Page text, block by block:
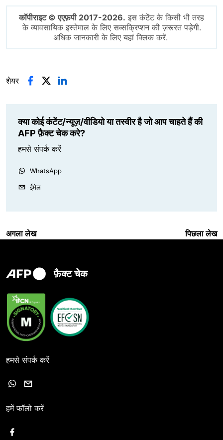
कॉपीराइट © एएफ़पी 2017-2026. इस कंटेंट के किसी भी तरह
के व्यावसायिक इस्तेमाल के लिए सब्सक्रिप्शन की ज़रूरत पड़ेगी.
अधिक जानकारी के लिए यहां क्लिक करें.
शेयर
क्या कोई कंटेंट/न्यूज़/वीडियो या तस्वीर है जो आप चाहते हैं की
AFP फ़ैक्ट चेक करे?
हमसे संपर्क करें
WhatsApp
ईमेल
अगला लेख पिछला लेख
फ़ैक्ट चेक
हमसे संपर्क करें
हमें फॉलो करें